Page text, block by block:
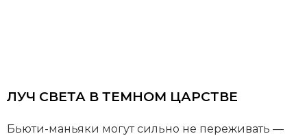
ЛУЧ СВЕТА В ТЕМНОМ ЦАРСТВЕ
Бьюти-маньяки могут сильно не переживать —